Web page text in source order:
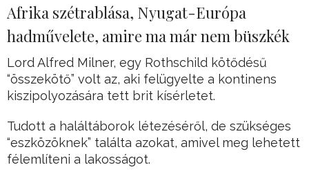
Afrika szétrablása, Nyugat-Európa
hadművelete, amire ma már nem büszkék
Lord Alfred Milner, egy Rothschild kötődésű
“összekötő” volt az, aki felügyelte a kontinens
kiszipolyozására tett brit kísérletet.
Tudott a haláltáborok létezéséről, de szükséges
“eszközöknek” találta azokat, amivel meg lehetett
félemlíteni a lakosságot.